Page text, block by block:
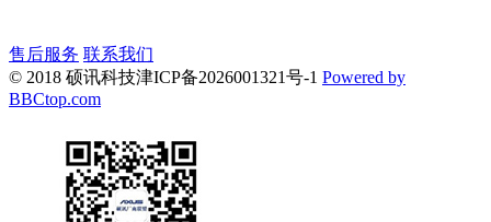
售后服务 联系我们
© 2018 硕讯科技津ICP备2026001321号-1 Powered by
BBCtop.com